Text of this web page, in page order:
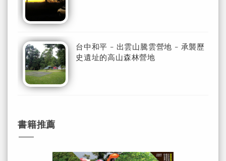
台中和平 - 出雲山騰雲營地 - 承襲歷
史遺址的高山森林營地
書籍推薦